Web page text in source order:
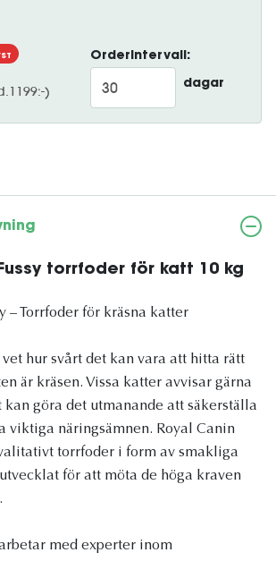
1199:-)
Orderintervall:
dagar
torrfoder för katt 10 kg
– Torrfoder för kräsna katter
hur svårt det kan vara att hitta rätt
är kräsen. Vissa katter avvisar gärna
göra det utmanande att säkerställa
viktiga näringsämnen. Royal Canin
torrfoder i form av smakliga
för att möta de höga kraven
med experter inom